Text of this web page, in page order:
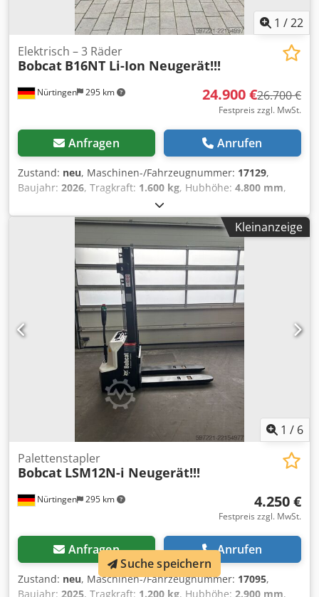
1 /22
Nürtingen 295 km
Elektrisch – 3 Räder
Bobcat B16NT Li-Ion Neugerät!!!
24.900 €26.700 €
Festpreis zzgl. MwSt.
Anfragen Anrufen
Zustand: neu, Maschinen-/Fahrzeugnummer: 17129,
Baujahr: 2026, Tragkraft: 1.600 kg, Hubhöhe: 4.800 mm,
, Lastschwerpunkt:
Kraftstofftyp:elektrisch, Masttyp:Triplex, Bauhöhe:2.215
, Batteriespannung:51,2 V, Gabellänge: 1.200 mm,
Vorderreifengröße:18x7-8 non marking,
Hinterreifengröße:16x6-8 non marking, Gesamtgewicht:
, 5174830 Seriennummer: OBA05-000013 Crsdezfd
Dzopfx Adhjf Batterieangaben: 51,2 V, 277 Ah
Kleinanzeige
1 / 6
Nürtingen 295 km
Palettenstapler
Bobcat LSM12N-i Neugerät!!!
4.250 €
Festpreis zzgl. MwSt.
Anfragen Anrufen
Zustand: neu, Maschinen-/Fahrzeugnummer: 17095,
Baujahr: 2025, Tragkraft: 1.200 kg, Hubhöhe: 2.900 mm,
Suche speichern